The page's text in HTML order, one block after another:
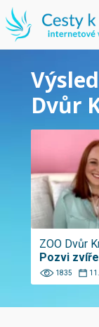
Dvůr
ZOO Dvůr
Pozvi
1835